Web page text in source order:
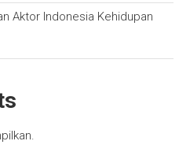
Aktor Indonesia Kehidupan